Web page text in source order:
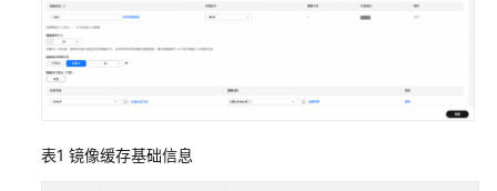
命
名
空
配
表1 镜像缓存基础信息